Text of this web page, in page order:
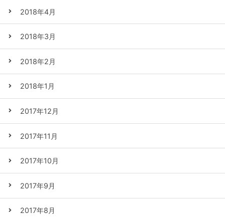
2018年4月
2018年3月
2018年2月
2018年1月
2017年12月
2017年11月
2017年10月
2017年9月
2017年8月